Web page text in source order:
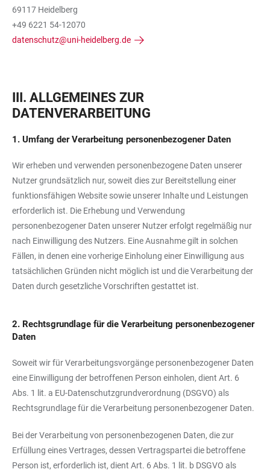
69117 Heidelberg
+49 6221 54-12070
datenschutz@uni-heidelberg.de
III. ALLGEMEINES ZUR
DATENVERARBEITUNG
1. Umfang der Verarbeitung personenbezogener Daten
Wir erheben und verwenden personenbezogene Daten unserer
Nutzer grundsätzlich nur, soweit dies zur Bereitstellung einer
funktionsfähigen Website sowie unserer Inhalte und Leistungen
erforderlich ist. Die Erhebung und Verwendung
personenbezogener Daten unserer Nutzer erfolgt regelmäßig nur
nach Einwilligung des Nutzers. Eine Ausnahme gilt in solchen
Fällen, in denen eine vorherige Einholung einer Einwilligung aus
tatsächlichen Gründen nicht möglich ist und die Verarbeitung der
Daten durch gesetzliche Vorschriften gestattet ist.
2. Rechtsgrundlage für die Verarbeitung personenbezogener
Daten
Soweit wir für Verarbeitungsvorgänge personenbezogener Daten
eine Einwilligung der betroffenen Person einholen, dient Art. 6
Abs. 1 lit. a EU-Datenschutzgrundverordnung (DSGVO) als
Rechtsgrundlage für die Verarbeitung personenbezogener Daten.
Bei der Verarbeitung von personenbezogenen Daten, die zur
Erfüllung eines Vertrages, dessen Vertragspartei die betroffene
Person ist, erforderlich ist, dient Art. 6 Abs. 1 lit. b DSGVO als